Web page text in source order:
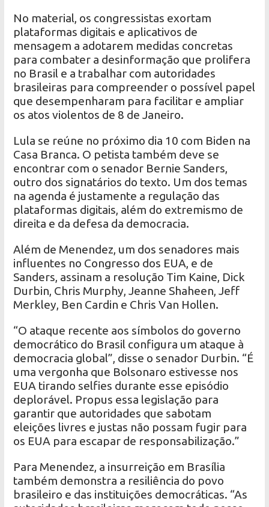
No material, os congressistas exortam
plataformas digitais e aplicativos de
mensagem a adotarem medidas concretas
para combater a desinformação que prolifera
no Brasil e a trabalhar com autoridades
brasileiras para compreender o possível papel
que desempenharam para facilitar e ampliar
os atos violentos de 8 de Janeiro.
Lula se reúne no próximo dia 10 com Biden na
Casa Branca. O petista também deve se
encontrar com o senador Bernie Sanders,
outro dos signatários do texto. Um dos temas
na agenda é justamente a regulação das
plataformas digitais, além do extremismo de
direita e da defesa da democracia.
Além de Menendez, um dos senadores mais
influentes no Congresso dos EUA, e de
Sanders, assinam a resolução Tim Kaine, Dick
Durbin, Chris Murphy, Jeanne Shaheen, Jeff
Merkley, Ben Cardin e Chris Van Hollen.
“O ataque recente aos símbolos do governo
democrático do Brasil configura um ataque à
democracia global”, disse o senador Durbin. “É
uma vergonha que Bolsonaro estivesse nos
EUA tirando selfies durante esse episódio
deplorável. Propus essa legislação para
garantir que autoridades que sabotam
eleições livres e justas não possam fugir para
os EUA para escapar de responsabilização.”
Para Menendez, a insurreição em Brasília
também demonstra a resiliência do povo
brasileiro e das instituições democráticas. “As